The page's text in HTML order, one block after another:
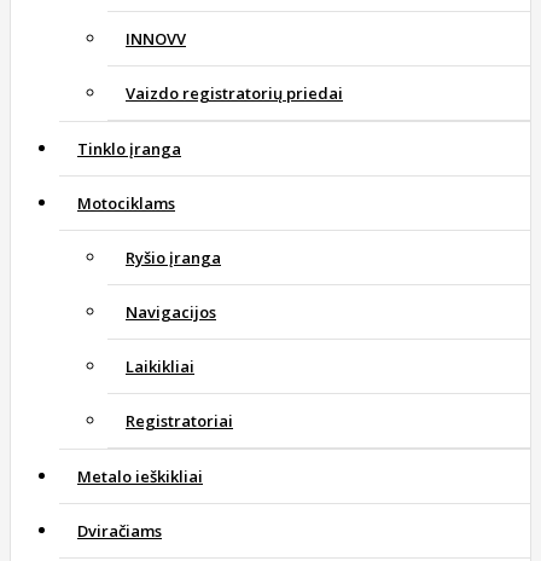
INNOVV
Vaizdo registratorių priedai
Tinklo įranga
Motociklams
Ryšio įranga
Navigacijos
Laikikliai
Registratoriai
Metalo ieškikliai
Dviračiams